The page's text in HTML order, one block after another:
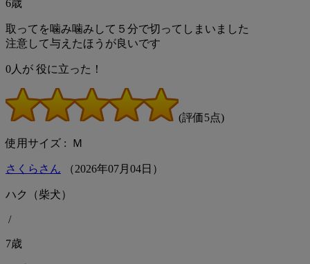
6歳
取ってを噛み噛みして５分で切ってしまいました
注意して与えたほうが良いです
0 人が 役に立った！
(評価5点)
使用サイズ : Ｍ
さくらさん （2026年07月 04日）
ハク（柴犬）
/
7歳